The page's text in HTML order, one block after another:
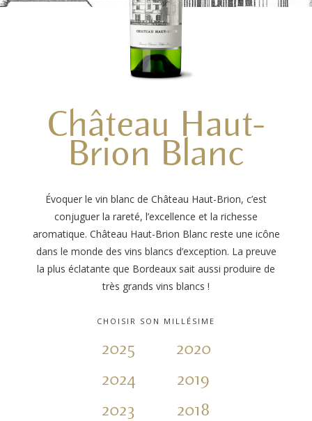
Château Haut-
Brion Blanc
Évoquer le vin blanc de Château Haut-Brion, c’est
conjuguer la rareté, l’excellence et la richesse
aromatique. Château Haut-Brion Blanc reste une icône
dans le monde des vins blancs d’exception. La preuve
la plus éclatante que Bordeaux sait aussi produire de
très grands vins blancs !
CHOISIR SON MILLÉSIME
2025
2024
2023
2020
2019
2018